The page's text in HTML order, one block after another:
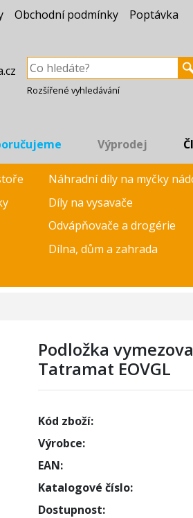
Obchodní podmínky Poptávka
Rozšířené vyhledávání
Výprodej
Náhradní díly na myčky
Díly na vysavače
Odvápňovače a drogérie
Dílna, dům a zahrada
Podložka
Tatramat EOVGL
Kód zboží:
Výrobce:
EAN:
Katalogové číslo:
Dostupnost: